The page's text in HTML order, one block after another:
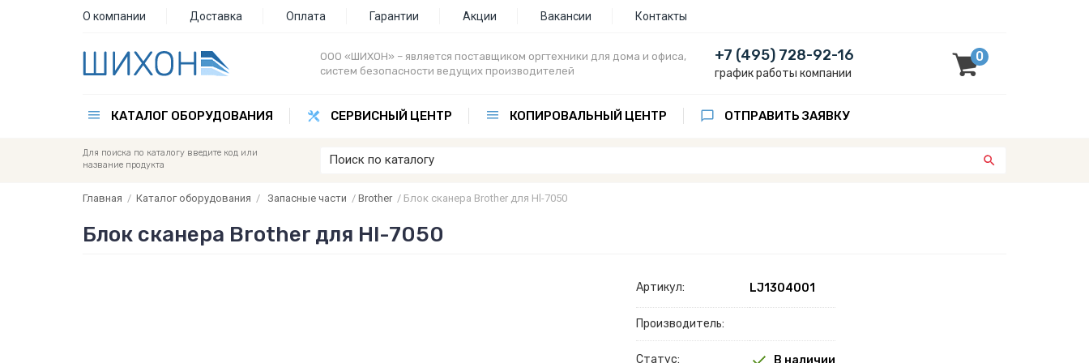
О компании Доставка Оплата Гарантии Акции Вакансии Контакты
ООО «ШИХОН» – является поставщиком оргтехники для дома и офиса,
систем безопасности ведущих производителей
+7 (495) 728-92-16
график работы компании
0
КАТАЛОГ ОБОРУДОВАНИЯ СЕРВИСНЫЙ ЦЕНТР КОПИРОВАЛЬНЫЙ ЦЕНТР ОТПРАВИТЬ ЗАЯВКУ
Для поиска по каталогу введите код или
название продукта
Главная / Каталог оборудования / Запасные части / Brother/ Блок сканера Brother для Hl-7050
Блок сканера Brother для Hl-7050
Артикул: LJ1304001
Производитель:
Статус: В наличии